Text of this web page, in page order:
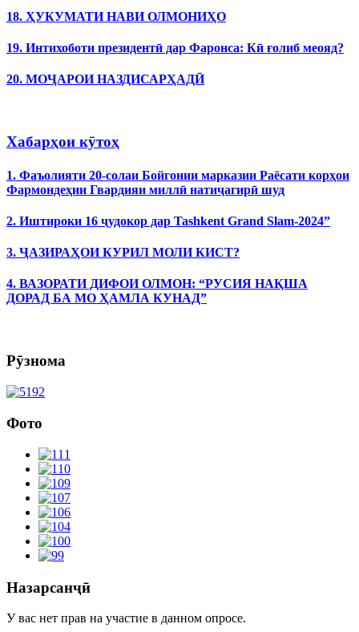
18. ҲУКУМАТИ НАВИ ОЛМОНИҲО
19. Интихоботи президентӣ дар Фаронса: Кӣ ғолиб меояд?
20. МОҶАРОИ НАЗДИСАРҲАДӢ
Хабарҳои кӯтоҳ
1. Фаъолияти 20-солаи Бойгонии марказии Раёсати корҳои
Фармондеҳии Гвардияи миллӣ натиҷагирӣ шуд
2. Иштироки 16 ҷудокор дар Tashkent Grand Slam-2024”
3. ҶАЗИРАҲОИ КУРИЛ МОЛИ КИСТ?
4. ВАЗОРАТИ ДИФОИ ОЛМОН: “РУСИЯ НАҚША
ДОРАД БА МО ҲАМЛА КУНАД”
Рӯзнома
Фото
Назарсанҷӣ
У вас нет прав на участие в данном опросе.